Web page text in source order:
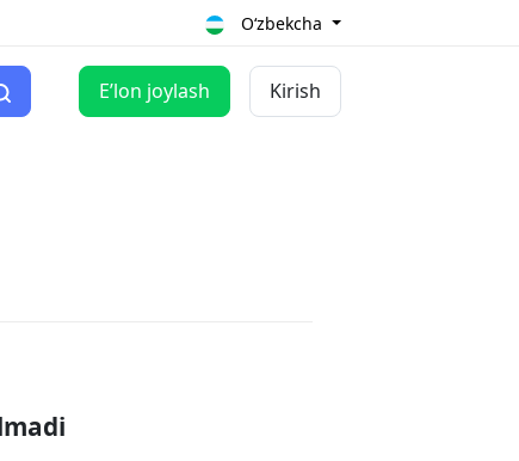
O‘zbekcha
Eʼlon joylash Kirish